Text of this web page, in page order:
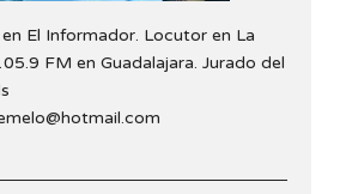
El Informador. Locutor en La
FM en Guadalajara. Jurado del